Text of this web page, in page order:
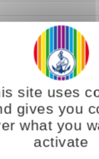
La sessualità forza del
site uses
gives you
what you
activate